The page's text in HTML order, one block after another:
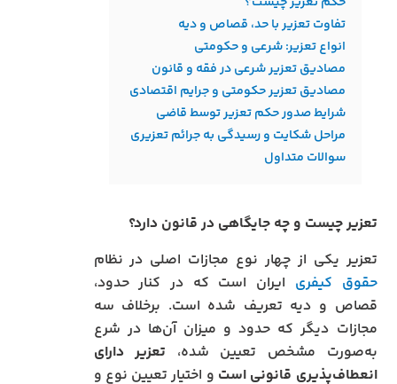
تفاوت تعزیر با حد، قصاص و دیه
انواع تعزیر: شرعی و حکومتی
مصادیق تعزیر شرعی در فقه و قانون
مصادیق تعزیر حکومتی و جرایم اقتصادی
شرایط صدور حکم تعزیر توسط قاضی
مراحل شکایت و رسیدگی به جرائم تعزیری
سوالات متداول
تعزیر چیست و چه جایگاهی در قانون دارد؟
تعزیر یکی از چهار نوع مجازات اصلی در نظام
حقوق کیفری ایران است که در کنار حدود،
قصاص و دیه تعریف شده است. برخلاف سه
مجازات دیگر که حدود و میزان آن‌ها در شرع
به‌صورت مشخص تعیین شده، تعزیر دارای
انعطاف‌پذیری قانونی است و اختیار تعیین نوع و